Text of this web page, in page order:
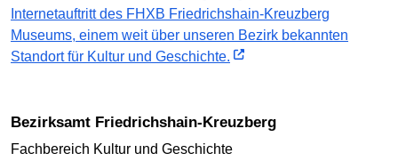
Internetauftritt des FHXB Friedrichshain-Kreuzberg
Museums, einem weit über unseren Bezirk bekannten
Standort für Kultur und Geschichte.
Bezirksamt Friedrichshain-Kreuzberg
Fachbereich Kultur und Geschichte